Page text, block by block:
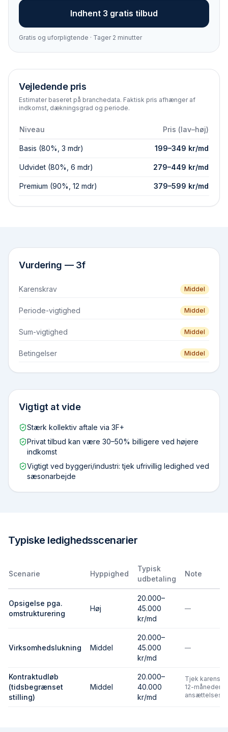
Indhent 3 gratis tilbud
Gratis og uforpligtende · Tager 2 minutter
Vejledende pris
Estimater baseret på branchedata. Faktisk pris afhænger af
indkomst, dækningsgrad og periode.
Niveau Pris (lav–høj)
Basis (80%, 3 mdr) 199–349 kr/md
Udvidet (80%, 6 mdr) 279–449 kr/md
Premium (90%, 12 mdr) 379–599 kr/md
Vurdering — 3f
Karenskrav Middel
Periode-vigtighed Middel
Sum-vigtighed Middel
Betingelser Middel
Vigtigt at vide
Stærk kollektiv aftale via 3F+
Privat tilbud kan være 30–50% billigere ved højere
indkomst
Vigtigt ved byggeri/industri: tjek ufrivillig ledighed ved
sæsonarbejde
Typiske ledighedsscenarier
Scenarie Hyppighed
Typisk
udbetaling
Note
Opsigelse pga.
omstrukturering
Høj
20.000–
45.000
kr/md
—
Virksomhedslukning Middel
20.000–
45.000
kr/md
—
Kontraktudløb
(tidsbegrænset
stilling)
Middel
20.000–
40.000
kr/md
Tjek karens
12-måneders